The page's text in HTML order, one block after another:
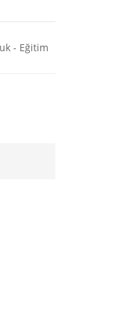
- Eğitim
SARMAŞIK